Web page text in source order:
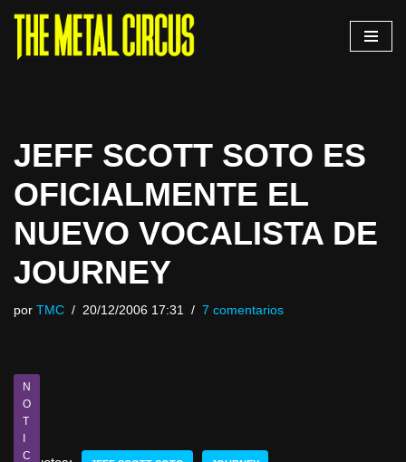
Saltar
JEFF SCOTT SOTO ES
OFICIALMENTE EL
NUEVO VOCALISTA DE
JOURNEY
por TMC 20/12/2006 17:31 7 comentarios
N
O
T
I
C